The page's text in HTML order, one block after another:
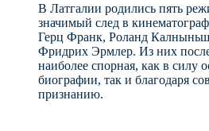
В Латгалии родились пять
значимый след в
Герц Франк, Роланд
Фридрих Эрмлер. Из них
наиболее спорная, как в силу
биографии, так и благодаря
признанию.